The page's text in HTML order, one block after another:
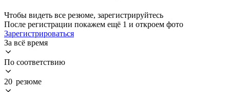
Чтобы видеть все резюме, зарегистрируйтесь
После регистрации покажем ещё 1 и откроем фото
Зарегистрироваться
За всё время
По соответствию
20 резюме